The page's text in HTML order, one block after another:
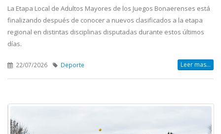
La Etapa Local de Adultos Mayores de los Juegos Bonaerenses está
finalizando después de conocer a nuevos clasificados a la etapa
regional en distintas disciplinas disputadas durante estos últimos
días.
22/07/2026 Deporte Leer mas...